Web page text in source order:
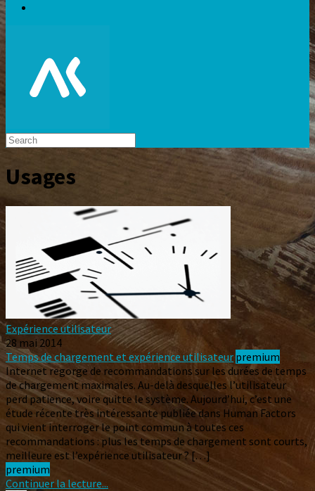
Usages
Expérience utilisateur
28 mai 2014
Temps de chargement et expérience utilisateur premium
Internet regorge de recommandations sur les durées de temps
de chargement maximales. Au-delà desquelles l’utilisateur
perd patience, voire quitte le système. Aujourd’hui, c’est une
étude récente très intéressante publiée dans Human Factors
qui vient interroger le point commun à toutes ces
recommandations : plus les temps de chargement sont courts,
meilleure est l’expérience utilisateur ? […]
premium
Continuer la lecture...